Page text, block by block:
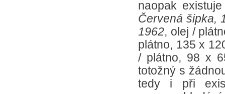
naopak
Červená šipka,
1962, olej /
plátno, 135 x
/ plátno, 98 x
totožný s
tedy i při